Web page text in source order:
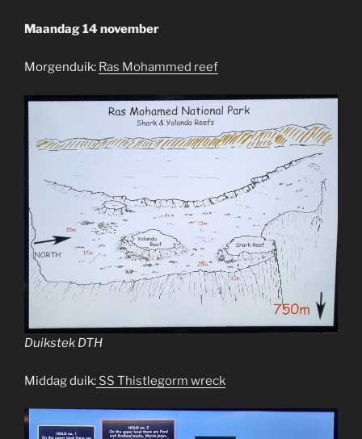
Maandag 14 november
Morgenduik: Ras Mohammed reef
Duikstek DTH
Middag duik: SS Thistlegorm wreck